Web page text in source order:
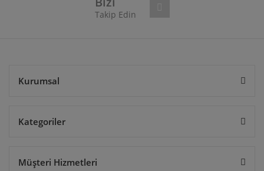
Takip Edin
Kurumsal
Kategoriler
Müşteri Hizmetleri